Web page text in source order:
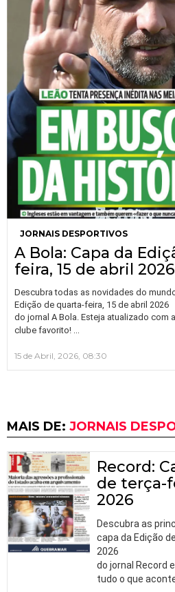
JORNAIS DESPORTIVOS
A Bola: Capa da
feira, 15 de abril 2026
Descubra todas as novidades do
Edição de quarta-feira, 15 de abril 2026
do jornal A Bola. Esteja atualizado com
clube favorito!
15 de Abril, 2026, 08:30
MAIS DE: JORNAIS
Record:
de terça-
2026
Descubra as
capa da Edição
2026
do jornal Record
tudo o que